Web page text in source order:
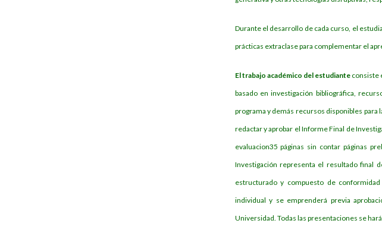
Durante el desarrollo de cada curso, el
prácticas extraclase para complementar el
El trabajo académico del estudianteconsiste
basado en investigación bibliográfica,
programa y demás recursos disponibles para
redactar y aprobar el Informe Final de
evaluacion35 páginas sin contar páginas
Investigación representa el resultado final
estructurado y compuesto de
individual y se emprenderá previa
Universidad. Todas las presentaciones se